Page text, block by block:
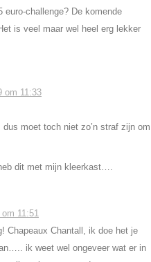
euro-challenge? De komende
is veel maar wel heel erg lekker
om 11:33
moet toch niet zo’n straf zijn om
dit met mijn kleerkast….
11:51
Chapeaux Chantall, ik doe het je
ik weet wel ongeveer wat er in